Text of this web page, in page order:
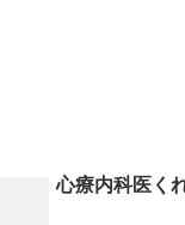
心療内科医く